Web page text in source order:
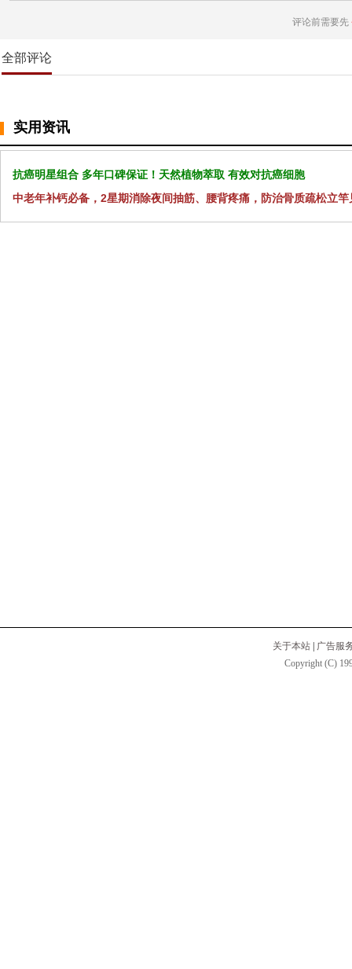
评论前需要先
全部评论
实用资讯
抗癌明星组合 多年口碑保证！天然植物萃取 有效对抗癌细胞
中老年补钙必备，2星期消除夜间抽筋、腰背疼痛，防治骨质疏松立竿
关于本站
广告服
Copyright (C)